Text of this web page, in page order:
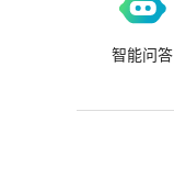
智能问答